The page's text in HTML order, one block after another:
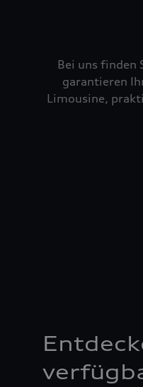
Bei uns finden
garantieren
Limousine,